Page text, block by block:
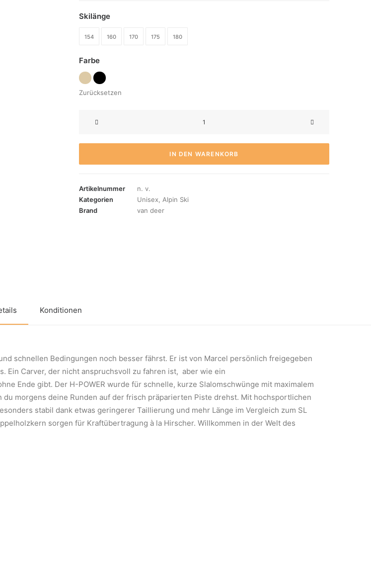
Skilänge
154 160 170 175 180
Farbe
Zurücksetzen
+
Menge
IN DEN WARENKORB
Artikelnummer
n. v.
Kategorien
Unisex
Alpin Ski
Brand
van deer
Konditionen
schnellen Bedingungen noch besser fährst. Er ist von Marcel persönlich freigegeben
Ein Carver, der nicht anspruchsvoll zu fahren ist, aber wie ein
Ende gibt. Der H-POWER wurde für schnelle, kurze Slalomschwünge mit maximalem
morgens deine Runden auf der frisch präparierten Piste drehst. Mit hochsportlichen
stabil dank etwas geringerer Taillierung und mehr Länge im Vergleich zum SL
sorgen für Kraftübertragung à la Hirscher. Willkommen in der Welt des